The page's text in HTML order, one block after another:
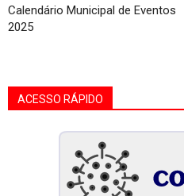
Calendário Municipal de Eventos
2025
ACESSO RÁPIDO